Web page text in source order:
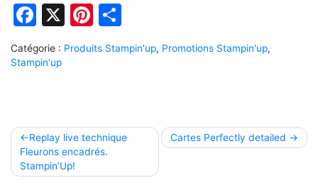
Facebook
X Pinterest
Catégorie : Produits Stampin'up, Promotions Stampin'up,
Stampin'up
Navigation
de
l’article
Replay live technique
Fleurons encadrés.
Stampin’Up!
Cartes Perfectly detailed